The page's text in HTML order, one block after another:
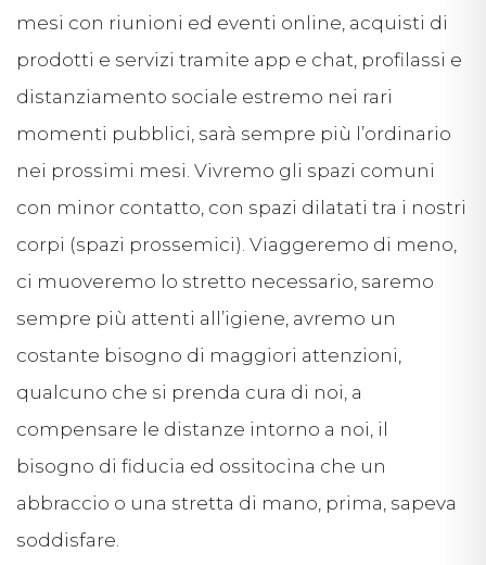
mesi con riunioni ed eventi online, acquisti di
prodotti e servizi tramite app e chat, profilassi e
distanziamento sociale estremo nei rari
momenti pubblici, sarà sempre più l’ordinario
nei prossimi mesi. Vivremo gli spazi comuni
con minor contatto, con spazi dilatati tra i nostri
corpi (spazi prossemici). Viaggeremo di meno,
ci muoveremo lo stretto necessario, saremo
sempre più attenti all’igiene, avremo un
costante bisogno di maggiori attenzioni,
qualcuno che si prenda cura di noi, a
compensare le distanze intorno a noi, il
bisogno di fiducia ed ossitocina che un
abbraccio o una stretta di mano, prima, sapeva
soddisfare.